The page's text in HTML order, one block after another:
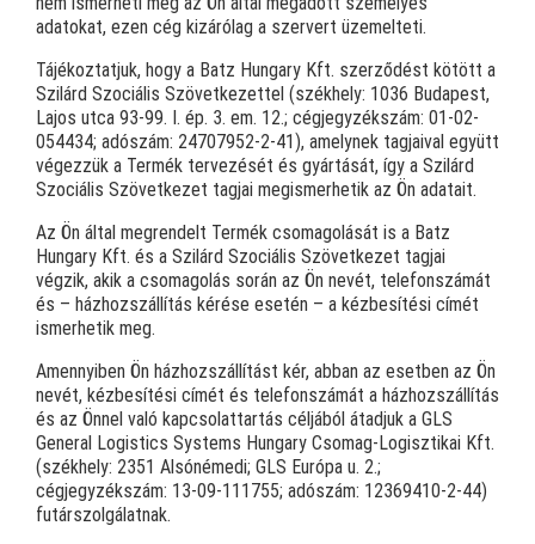
adatokat, ezen cég kizárólag a szervert üzemelteti.
Tájékoztatjuk, hogy a Batz Hungary Kft. szerződést kötött a
Szilárd Szociális Szövetkezettel (székhely: 1036 Budapest,
Lajos utca 93-99. I. ép. 3. em. 12.; cégjegyzékszám: 01-02-
054434; adószám: 24707952-2-41), amelynek tagjaival együtt
végezzük a Termék tervezését és gyártását, így a Szilárd
Szociális Szövetkezet tagjai megismerhetik az Ön adatait.
Az Ön által megrendelt Termék csomagolását is a Batz
Hungary Kft. és a Szilárd Szociális Szövetkezet tagjai
végzik, akik a csomagolás során az Ön nevét, telefonszámát
és – házhozszállítás kérése esetén – a kézbesítési címét
ismerhetik meg.
Amennyiben Ön házhozszállítást kér, abban az esetben az Ön
nevét, kézbesítési címét és telefonszámát a házhozszállítás
és az Önnel való kapcsolattartás céljából átadjuk a GLS
General Logistics Systems Hungary Csomag-Logisztikai Kft.
(székhely: 2351 Alsónémedi; GLS Európa u. 2.;
cégjegyzékszám: 13-09-111755; adószám: 12369410-2-44)
futárszolgálatnak.